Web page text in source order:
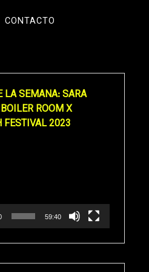
CONTACTO
LA SEMANA: SARA
ROOM X
FESTIVAL 2023
59:40